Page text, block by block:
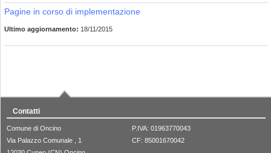
Pagine in corso di implementazione
Ultimo aggiornamento: 18/11/2015
Contatti
Comune di Oncino
Via Palazzo Comunale , 1
P.IVA: 01963770043
CF: 85001670042